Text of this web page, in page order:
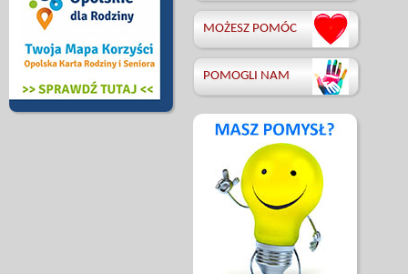
MOŻESZ POMÓC
POMOGLI NAM